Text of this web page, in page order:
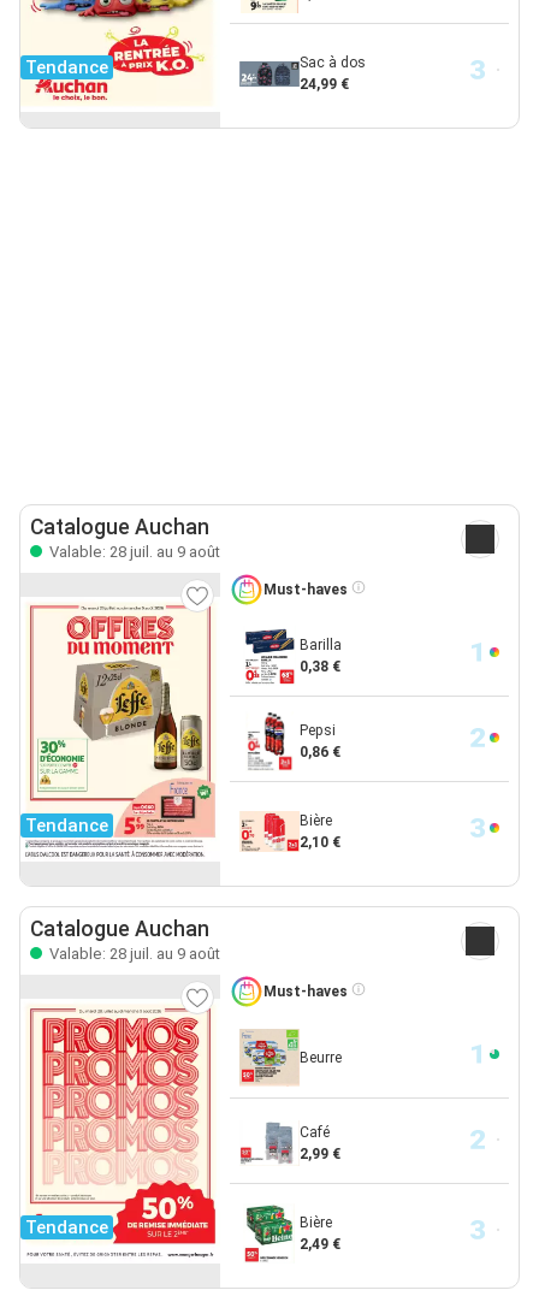
Tendance
Sac à dos
24,99 €
Catalogue Auchan
Valable: 28 juil. au 9 août
Tendance
Must-haves
Barilla
0,38 €
Pepsi
0,86 €
Bière
2,10 €
Catalogue Auchan
Valable: 28 juil. au 9 août
Tendance
Must-haves
Beurre
Café
2,99 €
Bière
2,49 €